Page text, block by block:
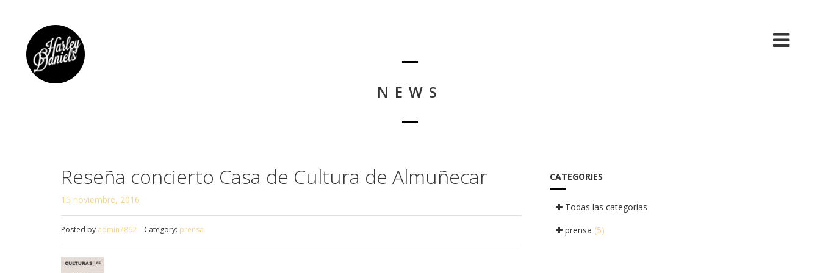
NEWS
Reseña concierto Casa de Cultura de Almuñecar
15 noviembre, 2016
Posted by admin7862 Category: prensa
CATEGORIES
Todas las categorías
prensa (5)